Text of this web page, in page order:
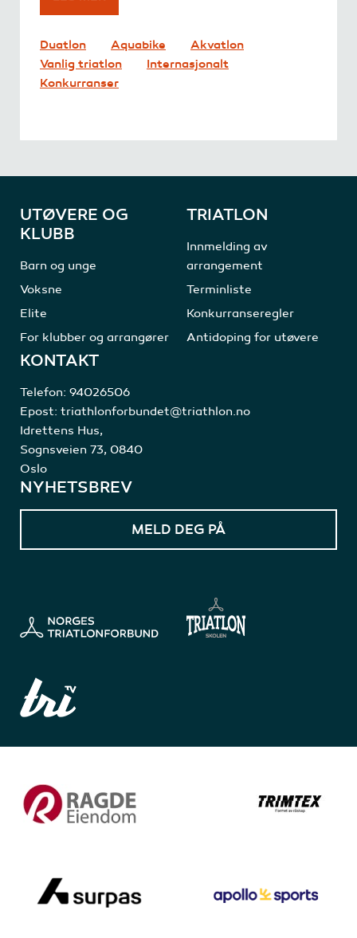
Duatlon Aquabike
Akvatlon
Vanlig triatlon
Internasjonalt
Konkurranser
UTØVERE OG
KLUBB
Barn og unge
Voksne
Elite
For klubber og arrangører
TRIATLON
Innmelding av
arrangement
Terminliste
Konkurranseregler
Antidoping for utøvere
KONTAKT
Telefon: 94026506
Epost: triathlonforbundet@triathlon.no
Idrettens Hus,
Sognsveien 73, 0840
Oslo
NYHETSBREV